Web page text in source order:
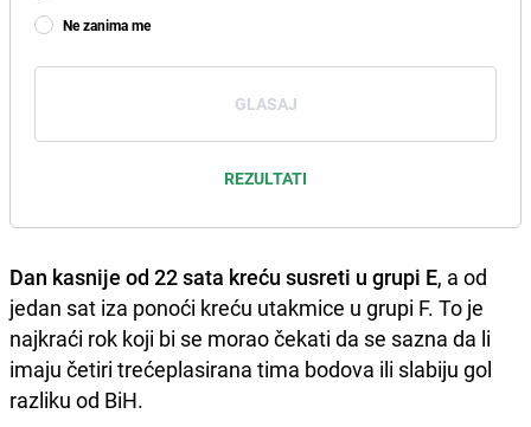
Ne zanima me
GLASAJ
REZULTATI
Dan kasnije od 22 sata kreću susreti u grupi E, a od
jedan sat iza ponoći kreću utakmice u grupi F. To je
najkraći rok koji bi se morao čekati da se sazna da li
imaju četiri trećeplasirana tima bodova ili slabiju gol
razliku od BiH.